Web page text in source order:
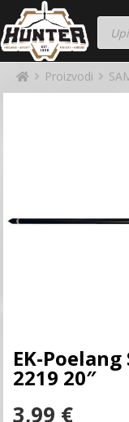
Proizvodi
EK-
2219 20″
3,99 €